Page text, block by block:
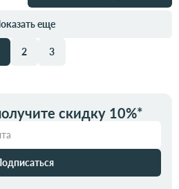
еще
2 3
скидку 10%*